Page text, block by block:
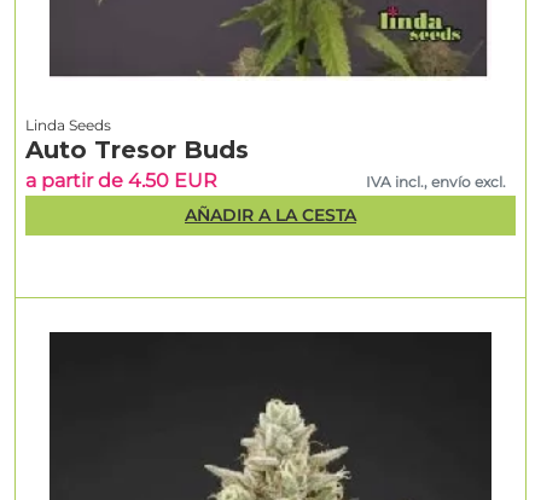
Linda Seeds
Auto Tresor Buds
a partir de 4.50 EUR IVA incl., envío excl.
AÑADIR A LA CESTA